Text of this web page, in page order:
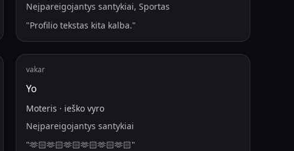
Neįpareigojantys santykiai, Sportas
"Profilio tekstas kita kalba."
vakar
Yo
Moteris · ieško vyro
Neįpareigojantys santykiai
"🫶🏻🫶🏻🫶🏻🫶🏻🫶🏻🫶🏻"